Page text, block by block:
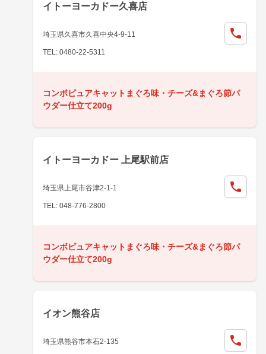
イトーヨーカドー久喜店
埼玉県久喜市久喜中央4-9-11
TEL: 0480-22-5311
コンボピュアキャットまぐろ味・チーズ&まぐろ節パ
ウダー仕立て200g
イトーヨーカドー 上尾駅前店
埼玉県上尾市谷津2-1-1
TEL: 048-776-2800
コンボピュアキャットまぐろ味・チーズ&まぐろ節パ
ウダー仕立て200g
イオン熊谷店
埼玉県熊谷市本石2-135